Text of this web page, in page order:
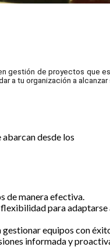
gestión de proyectos que
a tu organización a alcanzar
desde los
de manera efectiva.
para adaptarse
equipos con
informada y